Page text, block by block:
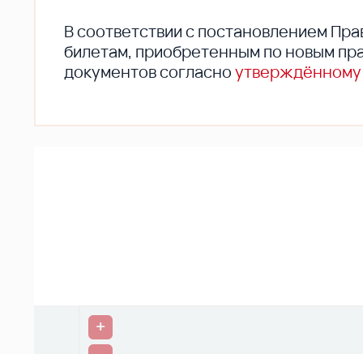
В соответствии с постановлением
билетам, приобретенным по новым
документов согласно
+